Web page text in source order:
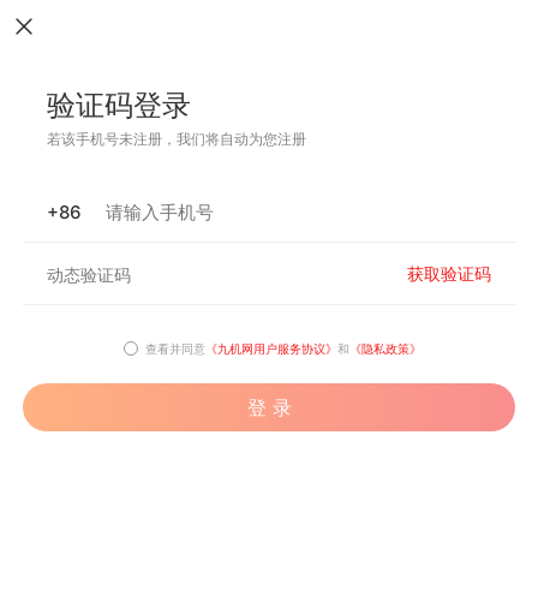
验证码登录
若该手机号未注册，我们将自动为您注册
+86
获取验证码
查看并同意 《九机网用户服务协议》 和 《隐私政策》
登 录